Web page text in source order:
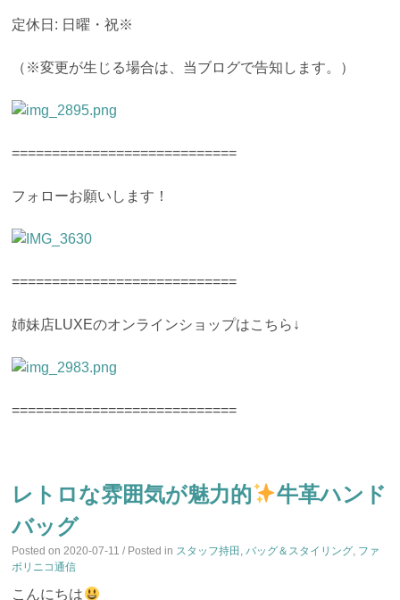
定休日: 日曜・祝※
（※変更が生じる場合は、当ブログで告知します。）
============================
フォローお願いします！
============================
姉妹店LUXEのオンラインショップはこちら↓
============================
レトロな雰囲気が魅力的
牛革ハンド
バッグ
Posted on2020-07-11 / Posted in スタッフ持田 ,バッグ＆スタイリング, ファ
ボリニコ通信
こんにちは